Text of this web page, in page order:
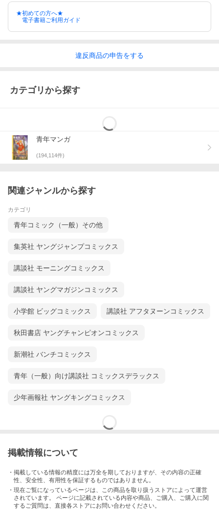
★初めての方へ★
電子書籍ご利用ガイド
違反商品の申告をする
カテゴリから探す
青年マンガ
(194,114件)
関連ジャンルから探す
カテゴリ
青年コミック（一般）その他
集英社 ヤングジャンプコミックス
講談社 モーニングコミックス
講談社 ヤングマガジンコミックス
小学館 ビッグコミックス 講談社 アフタヌーンコミックス
秋田書店 ヤングチャンピオンコミックス
新潮社 バンチコミックス
青年（一般）向け講談社 コミックスデラックス
少年画報社 ヤングキングコミックス
掲載情報について
・掲載している情報の精度には万全を期しておりますが、その内容の正確
性、安全性、有用性を保証するものではありません。
・現在ご覧になっているページは、この商品を取り扱うストアによって運営
されています。 ページに記載されている内容や商品、ご購入 、ご購入に関
するご質問は、直接各ストアにお問い合わせください。